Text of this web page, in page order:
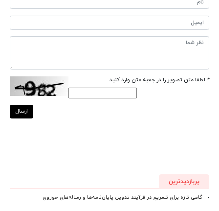
* لطفا متن تصویر را در جعبه متن وارد کنید
ارسال
پربازدیدترین
گامی تازه برای تسریع در فرآیند تدوین پایان‌نامه‌ها و رساله‌های حوزوی